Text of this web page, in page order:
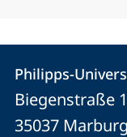
Kontakt
und
Philipps-
Universität
Philipps-
Biegenstraße
35037 Marburg